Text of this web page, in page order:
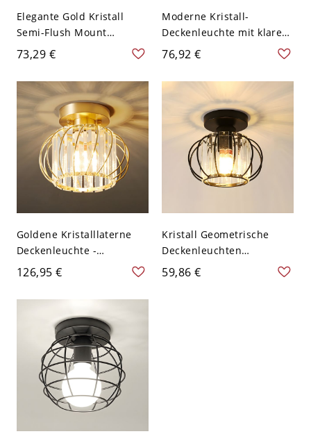
Elegante Gold Kristall
Semi-Flush Mount
Deckenleuchte mit klarem
Kristallschirm - Latern
110V-120V
73,29 €
Moderne Kristall-
Deckenleuchte mit klarem
Glasschirm - Schwarz
110V-120V Latern
76,92 €
Goldene Kristalllaterne
Deckenleuchte -
Moderner Stil, 1 Licht, 5-9
Zoll - 110V-120V
126,95 €
Kristall Geometrische
Deckenleuchten
Moderner Stil 1 Licht
Deckenleuchte - Schwarz
59,86 €